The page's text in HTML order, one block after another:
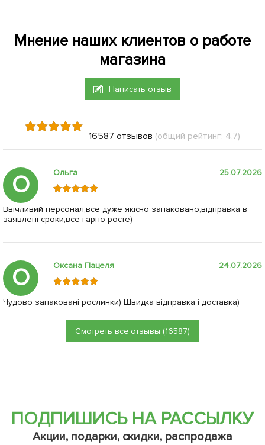
Мнение наших клиентов о работе
магазина
Написать отзыв
16587 отзывов (общий рейтинг: 4.7)
О Ольга 25.07.2026
Ввічливий персонал,все дуже якісно запаковано,відправка в
заявлені сроки,все гарно росте)
О Оксана Пацеля 24.07.2026
Чудово запаковані рослинки) Швидка відправка і доставка)
Смотреть все отзывы (16587)
ПОДПИШИСЬ НА РАССЫЛКУ
Акции, подарки, скидки, распродажа